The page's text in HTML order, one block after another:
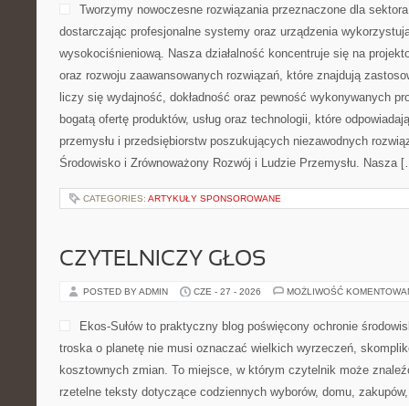
Tworzymy nowoczesne rozwiązania przeznaczone dla
dostarczając profesjonalne systemy oraz urządzenia
wysokociśnieniową. Nasza działalność koncentruje się na
oraz rozwoju zaawansowanych rozwiązań, które znajdują
liczy się wydajność, dokładność oraz pewność wykonywanych
bogatą ofertę produktów, usług oraz technologii, które
przemysłu i przedsiębiorstw poszukujących niezawodnych
Środowisko i Zrównoważony Rozwój i Ludzie Przemysłu. Nasza
CATEGORIES: ARTYKUŁY SPONSOROWANE
CZYTELNICZY GŁOS
POSTED BY ADMIN CZE - 27 - 2026 MOŻLIWOŚĆ
Ekos-Sułów to praktyczny blog poświęcony ochronie
troska o planetę nie musi oznaczać wielkich wyrzeczeń,
kosztownych zmian. To miejsce, w którym czytelnik może
rzetelne teksty dotyczące codziennych wyborów, domu,